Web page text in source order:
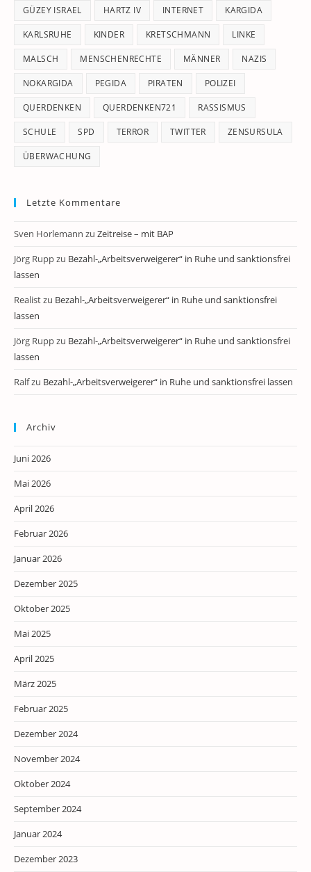
GÜZEY ISRAEL HARTZ IV INTERNET KARGIDA
KARLSRUHE KINDER KRETSCHMANN LINKE
MALSCH MENSCHENRECHTE MÄNNER NAZIS
NOKARGIDA PEGIDA PIRATEN POLIZEI
QUERDENKEN QUERDENKEN721 RASSISMUS
SCHULE SPD TERROR TWITTER ZENSURSULA
ÜBERWACHUNG
Letzte Kommentare
Sven Horlemann zu Zeitreise – mit BAP
Jörg Ruppzu Bezahl-„Arbeitsverweigerer“ in Ruhe und sanktionsfrei
lassen
Realistzu Bezahl-„Arbeitsverweigerer“ in Ruhe und sanktionsfrei
lassen
Jörg Ruppzu Bezahl-„Arbeitsverweigerer“ in Ruhe und sanktionsfrei
lassen
Ralfzu Bezahl-„Arbeitsverweigerer“ in Ruhe und sanktionsfrei lassen
Archiv
Juni 2026
Mai 2026
April 2026
Februar 2026
Januar 2026
Dezember 2025
Oktober 2025
Mai 2025
April 2025
März 2025
Februar 2025
Dezember 2024
November 2024
Oktober 2024
September 2024
Januar 2024
Dezember 2023